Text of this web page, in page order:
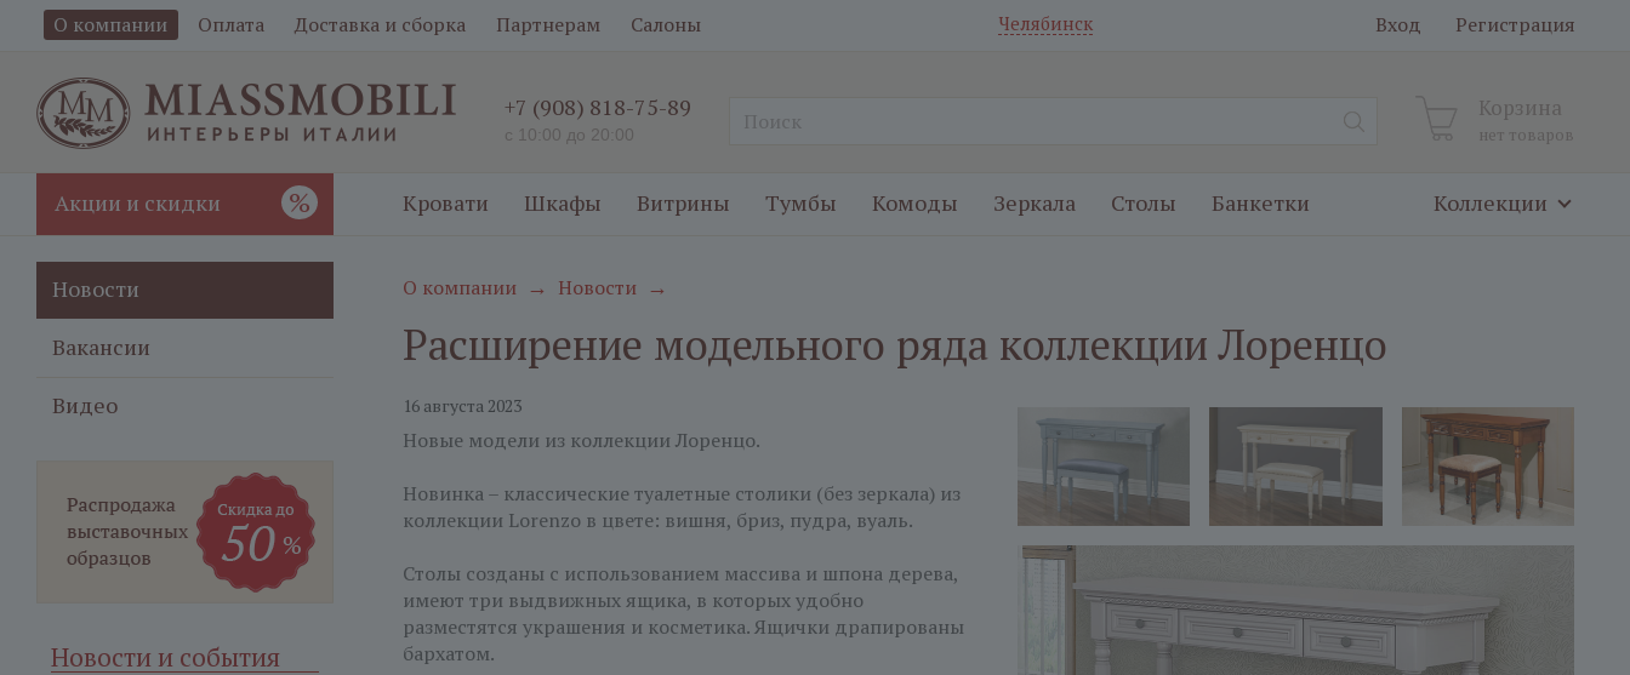
О компании Оплата Доставка и сборка Партнерам Салоны Челябинск Вход Регистрация
+7 (908) 818-75-89
с 10:00 до 20:00
Корзина
нет товаров
Акции и скидки % Кровати Шкафы Витрины Тумбы Комоды Зеркала Столы Банкетки Коллекции
О компании → Новости →
Расширение модельного ряда коллекции Лоренцо
16 августа 2023
Новые модели из коллекции Лоренцо.
Новинка – классические туалетные столики (без зеркала) из
коллекции Lorenzo в цвете: вишня, бриз, пудра, вуаль.
Столы созданы с использованием массива и шпона дерева,
имеют три выдвижных ящика, в которых удобно
разместятся украшения и косметика. Ящички драпированы
бархатом.
Новости
Вакансии
Видео
Новости и события